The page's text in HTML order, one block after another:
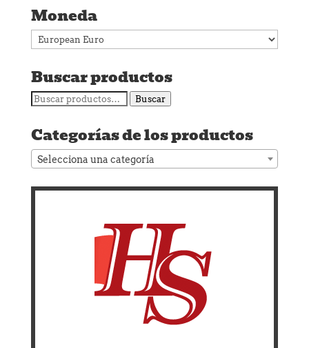
Moneda
Buscar productos
Buscar
Buscar
Categorías de los productos
Selecciona una categoría